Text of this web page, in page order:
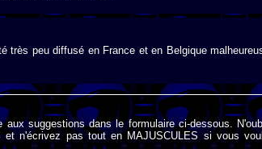
très peu diffusé en France et en Belgique
aux suggestions dans le formulaire ci-dessous.
n'écrivez pas tout en MAJUSCULES si vous